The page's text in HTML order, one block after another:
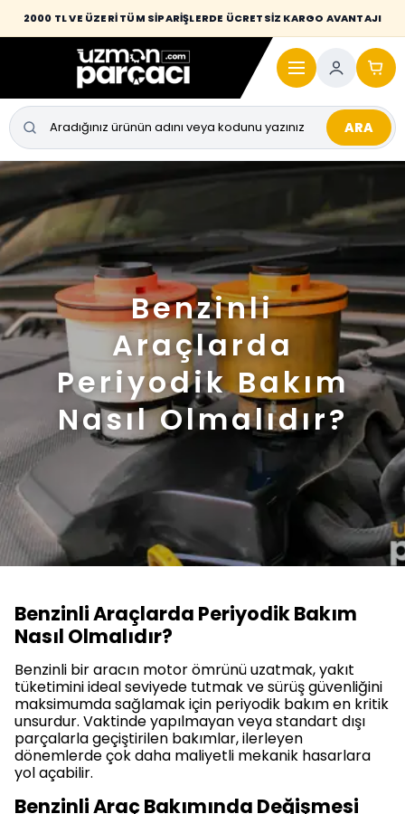
2000 TL VE ÜZERİ TÜM SİPARİŞLERDE ÜCRETSİZ KARGO AVANTAJI
ARA
Benzinli
Araçlarda
Periyodik Bakım
Nasıl Olmalıdır?
Benzinli Araçlarda Periyodik Bakım
Nasıl Olmalıdır?
Benzinli bir aracın motor ömrünü uzatmak, yakıt
tüketimini ideal seviyede tutmak ve sürüş güvenliğini
maksimumda sağlamak için periyodik bakım en kritik
unsurdur. Vaktinde yapılmayan veya standart dışı
parçalarla geçiştirilen bakımlar, ilerleyen
dönemlerde çok daha maliyetli mekanik hasarlara
yol açabilir.
Benzinli Araç Bakımında Değişmesi